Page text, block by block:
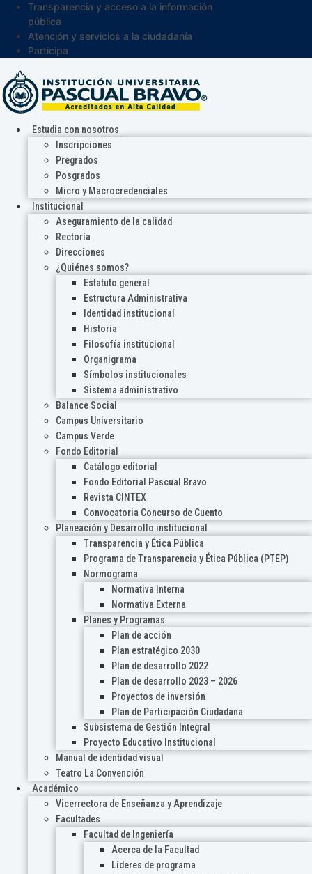
Transparencia y acceso a la información
pública
Atención y servicios a la ciudadanía
Participa
Estudia con nosotros
Inscripciones
Pregrados
Posgrados
Micro y Macrocredenciales
Institucional
Aseguramiento de la calidad
Rectoría
Direcciones
¿Quiénes somos?
Estatuto general
Estructura Administrativa
Identidad institucional
Historia
Filosofía institucional
Organigrama
Símbolos institucionales
Sistema administrativo
Balance Social
Campus Universitario
Campus Verde
Fondo Editorial
Catálogo editorial
Fondo Editorial Pascual Bravo
Revista CINTEX
Convocatoria Concurso de Cuento
Planeación y Desarrollo institucional
Transparencia y Ética Pública
Programa de Transparencia y Ética Pública (PTEP)
Normograma
Normativa Interna
Normativa Externa
Planes y Programas
Plan de acción
Plan estratégico 2030
Plan de desarrollo 2022
Plan de desarrollo 2023 – 2026
Proyectos de inversión
Plan de Participación Ciudadana
Subsistema de Gestión Integral
Proyecto Educativo Institucional
Manual de identidad visual
Teatro La Convención
Académico
Vicerrectora de Enseñanza y Aprendizaje
Facultades
Facultad de Ingeniería
Acerca de la Facultad
Líderes de programa